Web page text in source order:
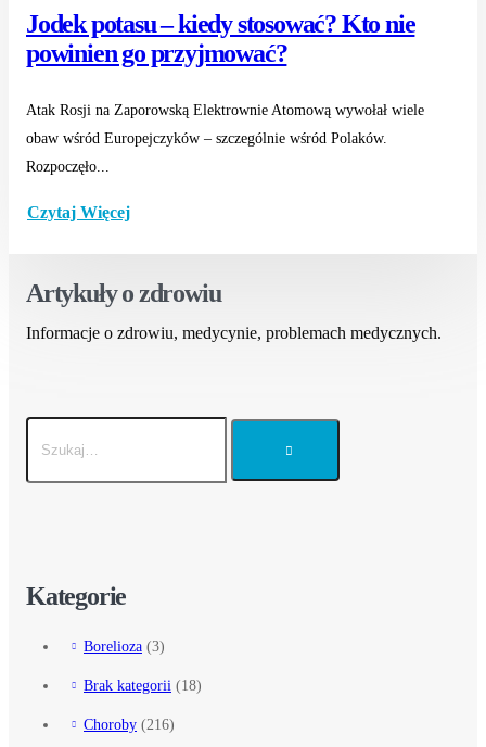
Jodek potasu – kiedy stosować? Kto nie
powinien go przyjmować?
Atak Rosji na Zaporowską Elektrownie Atomową wywołał wiele
obaw wśród Europejczyków – szczególnie wśród Polaków.
Rozpoczęło...
Czytaj Więcej
Artykuły o zdrowiu
Informacje o zdrowiu, medycynie, problemach medycznych.
Kategorie
Borelioza (3)
Brak kategorii (18)
Choroby (216)